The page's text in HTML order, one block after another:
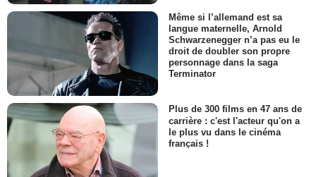
Même si l’allemand est sa
langue maternelle, Arnold
Schwarzenegger n’a pas eu le
droit de doubler son propre
personnage dans la saga
Terminator
Plus de 300 films en 47 ans de
carrière : c'est l'acteur qu'on a
le plus vu dans le cinéma
français !